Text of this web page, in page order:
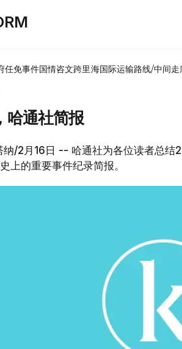
任免事件国情咨文跨里海国际运输路线/中间走
哈通社简报
纳/2月16日 -- 哈通社为各位读者总结
上的重要事件纪录简报。